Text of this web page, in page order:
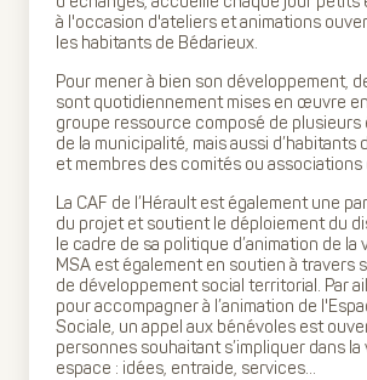
à l'occasion d'ateliers et animations
les habitants de Bédarieux.
Pour mener à bien son développement,
sont quotidiennement mises en œuvre
groupe ressource composé de plusieurs
de la municipalité, mais aussi d’habitants
et membres des comités ou associations
La CAF de l’Hérault est également une
du projet et soutient le déploiement du
le cadre de sa politique d’animation de la
MSA est également en soutien à travers
de développement social territorial. Par
pour accompagner à l’animation de
Sociale, un appel aux bénévoles est
personnes souhaitant s’impliquer dans
espace : idées, entraide, services…